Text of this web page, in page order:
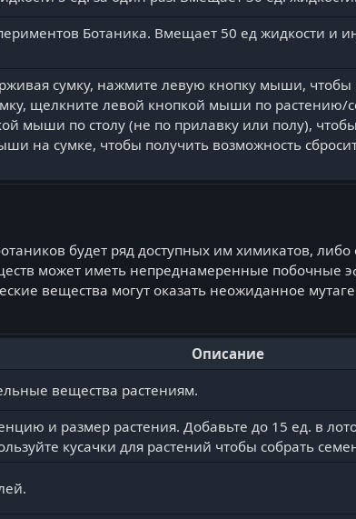
Ботаника. Вмещает 50 ед жидкости и
сумку, нажмите левую кнопку мыши, чтобы
щелкните левой кнопкой мыши по растению/
мыши по столу (не по прилавку или полу),
на сумке, чтобы получить возможность
будет ряд доступных им химикатов, либо
может иметь непреднамеренные побочные
вещества могут оказать неожиданное
Описание
вещества растениям.
и размер растения. Добавьте до 15 ед. в
кусачки для растений чтобы собрать